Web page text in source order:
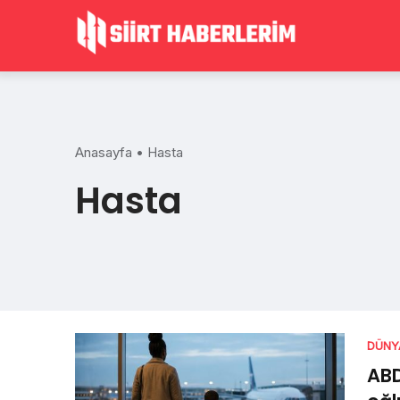
Anasayfa • Hasta
Hasta